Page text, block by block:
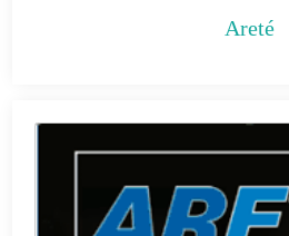
Areté